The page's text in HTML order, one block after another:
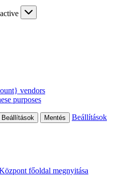
vendors
purposes
Beállítások Mentés Beállítások